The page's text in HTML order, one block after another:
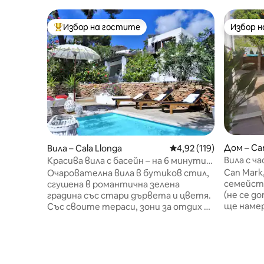
Най-популярен избор на гостите
Избор на гостите
Вила – Cala Llonga Средна оценка: 4,92
4,92 (119)
Красива вила с басейн – на 6 минути
пеша от плажа
Очарователна вила в бутиков стил,
сгушена в романтична зелена
градина със стари дървета и цветя.
Със своите тераси, зони за отдих и
Избор
Избор
Дом –
Вила с
Can
(не се
ще